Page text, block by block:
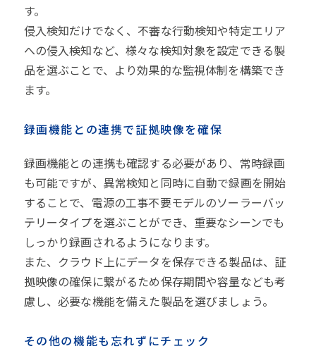
す。
侵入検知だけでなく、不審な行動検知や特定エリア
への侵入検知など、様々な検知対象を設定できる製
品を選ぶことで、より効果的な監視体制を構築でき
ます。
録画機能との連携で証拠映像を確保
録画機能との連携も確認する必要があり、常時録画
も可能ですが、異常検知と同時に自動で録画を開始
することで、電源の工事不要モデルのソーラーバッ
テリータイプを選ぶことができ、重要なシーンでも
しっかり録画されるようになります。
また、クラウド上にデータを保存できる製品は、証
拠映像の確保に繋がるため保存期間や容量なども考
慮し、必要な機能を備えた製品を選びましょう。
その他の機能も忘れずにチェック